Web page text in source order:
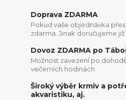
Doprava ZDARMA
Pokud vaše objednávka
zdarma. Jinak doručujeme již
Dovoz ZDARMA po
Možnost zavezení po
večerních hodinách
Široký výběr krmiv a
akvaristiku, aj.